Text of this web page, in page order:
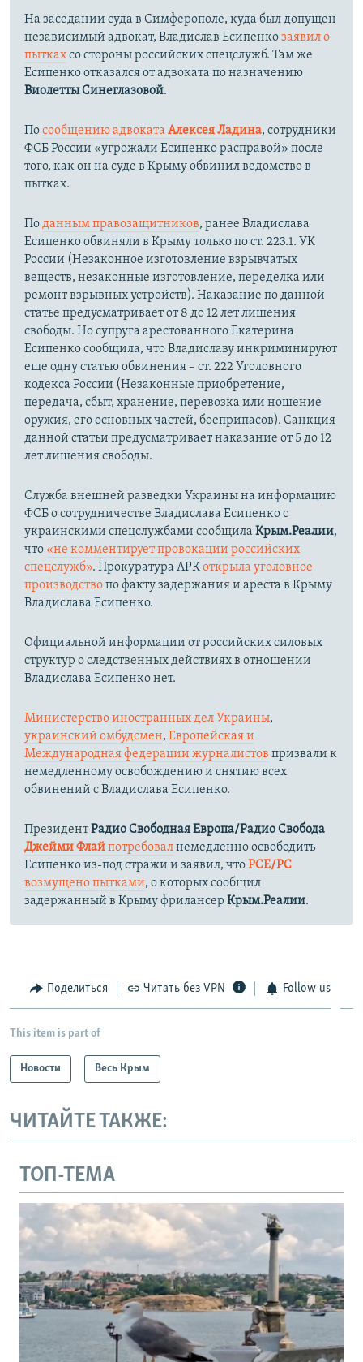
На заседании суда в Симферополе, куда был допущен
независимый адвокат, Владислав Есипенкозаявил о
пыткахсо стороны российских спецслужб. Там же
Есипенко отказался от адвоката по назначению
Виолетты Синеглазовой.
Посообщению адвоката Алексея Ладина, сотрудники
ФСБ России «угрожали Есипенко расправой» после
того, как он на суде в Крыму обвинил ведомство в
пытках.
Поданным правозащитников, ранее Владислава
Есипенко обвиняли в Крыму только по ст. 223.1. УК
России (Незаконное изготовление взрывчатых
веществ, незаконные изготовление, переделка или
ремонт взрывных устройств). Наказание по данной
статье предусматривает от 8 до 12 лет лишения
свободы. Но супруга арестованного Екатерина
Есипенко сообщила, что Владиславу инкриминируют
еще одну статью обвинения – ст. 222 Уголовного
кодекса России (Незаконные приобретение,
передача, сбыт, хранение, перевозка или ношение
оружия, его основных частей, боеприпасов). Санкция
данной статьи предусматривает наказание от 5 до 12
лет лишения свободы.
Служба внешней разведки Украины на информацию
ФСБ о сотрудничестве Владислава Есипенко с
украинскими спецслужбами сообщила Крым.Реалии,
что «не комментирует провокации российских
спецслужб». Прокуратура АРКоткрыла уголовное
производствопо факту задержания и ареста в Крыму
Владислава Есипенко.
Официальной информации от российских силовых
структур о следственных действиях в отношении
Владислава Есипенко нет.
Министерство иностранных дел Украины,
украинский омбудсмен, Европейская и
Международная федерации журналистов призвали к
немедленному освобождению и снятию всех
обвинений с Владислава Есипенко.
ПрезидентРадио Свободная Европа/Радио Свобода
Джейми Флайпотребовалнемедленно освободить
Есипенко из-под стражи и заявил, чтоРСЕ/РС
возмущено пытками, о которых сообщил
задержанный в Крыму фрилансер Крым.Реалии.
Поделиться Читать без VPN Follow us
This item is part of
Новости Весь Крым
ЧИТАЙТЕ ТАКЖЕ:
ТОП-ТЕМА